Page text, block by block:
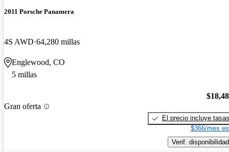
2011 Porsche Panamera
4S AWD 64,280 millas
Englewood, CO
5 millas
Gran oferta
El precio incluye tasas
$366/mes
Verif. disponibilidad